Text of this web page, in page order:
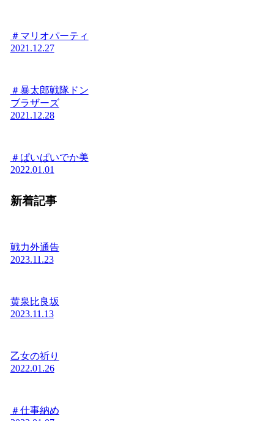
＃マリオパーティ
2021.12.27
＃暴太郎戦隊ドン
ブラザーズ
2021.12.28
＃ぱいぱいでか美
2022.01.01
新着記事
戦力外通告
2023.11.23
黄泉比良坂
2023.11.13
乙女の祈り
2022.01.26
＃仕事納め